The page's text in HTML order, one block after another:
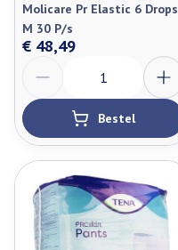
Molicare Pr Elastic 6 Drops
M 30 P/s
€ 48,49
Bestel